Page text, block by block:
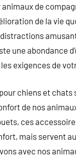
de
de la vie
une abondance
exigences de
chiens et chats
de nos
ces
mais servent
avec nos